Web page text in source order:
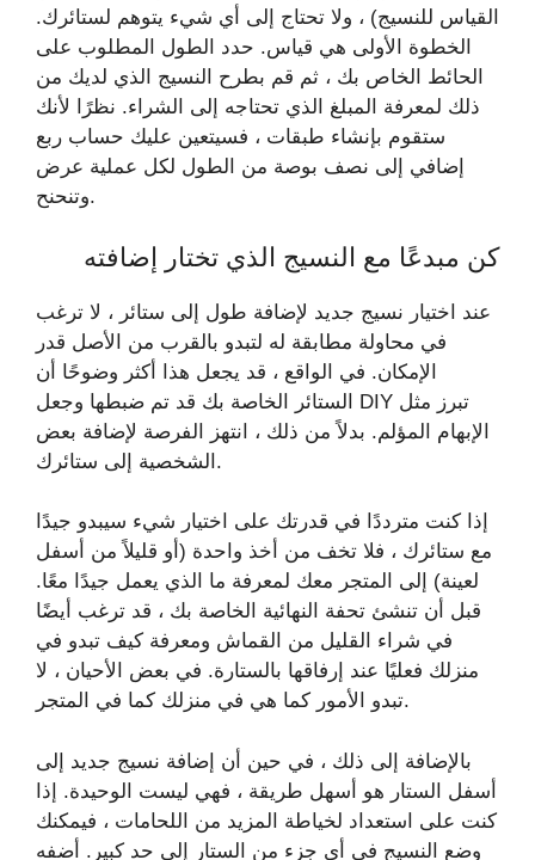
القياس للنسيج) ، ولا تحتاج إلى أي شيء يتوهم لستائرك.
الخطوة الأولى هي قياس. حدد الطول المطلوب على
الحائط الخاص بك ، ثم قم بطرح النسيج الذي لديك من
ذلك لمعرفة المبلغ الذي تحتاجه إلى الشراء. نظرًا لأنك
ستقوم بإنشاء طبقات ، فسيتعين عليك حساب ربع
إضافي إلى نصف بوصة من الطول لكل عملية عرض
وتنحنح.
كن مبدعًا مع النسيج الذي تختار إضافته
عند اختيار نسيج جديد لإضافة طول إلى ستائر ، لا ترغب
في محاولة مطابقة له لتبدو بالقرب من الأصل قدر
الإمكان. في الواقع ، قد يجعل هذا أكثر وضوحًا أن
الستائر الخاصة بك قد تم ضبطها وجعل DIY تبرز مثل
الإبهام المؤلم. بدلاً من ذلك ، انتهز الفرصة لإضافة بعض
الشخصية إلى ستائرك.
إذا كنت مترددًا في قدرتك على اختيار شيء سيبدو جيدًا
مع ستائرك ، فلا تخف من أخذ واحدة (أو قليلاً من أسفل
لعينة) إلى المتجر معك لمعرفة ما الذي يعمل جيدًا معًا.
قبل أن تنشئ تحفة النهائية الخاصة بك ، قد ترغب أيضًا
في شراء القليل من القماش ومعرفة كيف تبدو في
منزلك فعليًا عند إرفاقها بالستارة. في بعض الأحيان ، لا
تبدو الأمور كما هي في منزلك كما في المتجر.
بالإضافة إلى ذلك ، في حين أن إضافة نسيج جديد إلى
أسفل الستار هو أسهل طريقة ، فهي ليست الوحيدة. إذا
كنت على استعداد لخياطة المزيد من اللحامات ، فيمكنك
وضع النسيج في أي جزء من الستار إلى حد كبير. أضفه